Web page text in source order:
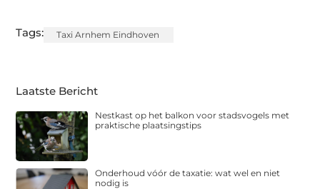
Tags: Taxi Arnhem Eindhoven
Laatste Bericht
Nestkast op het balkon voor stadsvogels met
praktische plaatsingstips
Onderhoud vóór de taxatie: wat wel en niet
nodig is